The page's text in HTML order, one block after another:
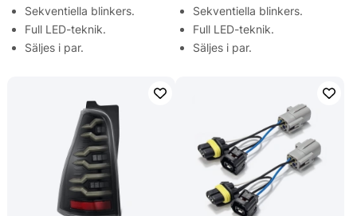
Sekventiella blinkers.
Full LED-teknik.
Säljes i par.
Sekventiella blinkers.
Full LED-teknik.
Säljes i par.